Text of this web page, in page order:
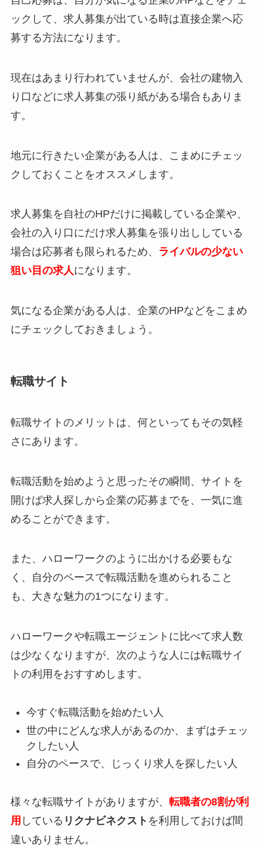
ックして、求人募集が出ている時は直接企業へ応
募する方法になります。
現在はあまり行われていませんが、会社の建物入
り口などに求人募集の張り紙がある場合もありま
す。
地元に行きたい企業がある人は、こまめにチェッ
クしておくことをオススメします。
求人募集を自社のHPだけに掲載している企業や、
会社の入り口にだけ求人募集を張り出ししている
場合は応募者も限られるため、
ライバルの少ない
狙い目の求人になります。
気になる企業がある人は、企業のHPなどをこまめ
にチェックしておきましょう。
転職サイト
転職サイトのメリットは、何といってもその気軽
さにあります。
転職活動を始めようと思ったその瞬間、サイトを
開けば求人探しから企業の応募までを、一気に進
めることができます。
また、ハローワークのように出かける必要もな
く、自分のペースで転職活動を進められること
も、大きな魅力の1つになります。
ハローワークや転職エージェントに比べて求人数
は少なくなりますが、次のような人には転職サイ
トの利用をおすすめします。
今すぐ転職活動を始めたい人
世の中にどんな求人があるのか、まずはチェッ
クしたい人
自分のペースで、じっくり求人を探したい人
様々な転職サイトがありますが、 転職者の8割が利
用 している リクナビネクスト を利用しておけば間
違いありません。